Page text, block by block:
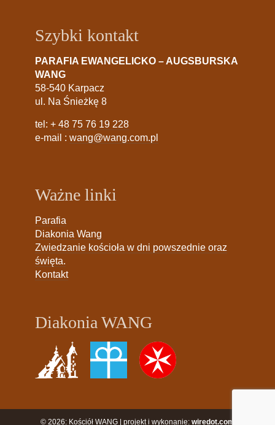
Szybki kontakt
PARAFIA EWANGELICKO – AUGSBURSKA
WANG
58-540 Karpacz
ul. Na Śnieżkę 8
tel: + 48 75 76 19 228
e-mail : wang@wang.com.pl
Ważne linki
Parafia
Diakonia Wang
Zwiedzanie kościoła w dni powszednie oraz
święta.
Kontakt
Diakonia WANG
© 2026: Kościół WANG | projekt i wykonanie: wiredot.com